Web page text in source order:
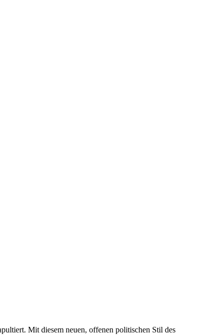
Mit diesem neuen, offenen politischen Stil des